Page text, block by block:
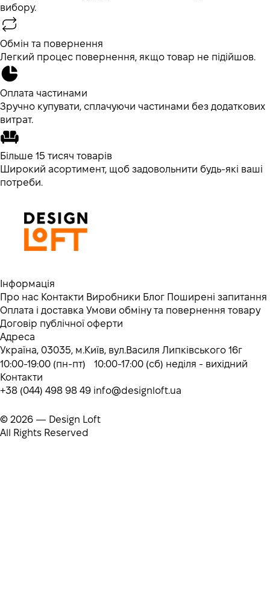
вибору.
Обмін та повернення
Легкий процес повернення, якщо товар не підійшов.
Оплата частинами
Зручно купувати, сплачуючи частинами без додаткових
витрат.
Більше 15 тисяч товарів
Широкий асортимент, щоб задовольнити будь-які ваші
потреби.
Інформація
Про нас Контакти Виробники Блог Поширені запитання
Оплата і доставка Умови обміну та повернення товару
Договір публічної оферти
Адреса
Україна, 03035, м.Київ, вул.Василя Липківського 16г
10:00-19:00 (пн-пт) 10:00-17:00 (сб) неділя - вихідний
Контакти
+38 (044) 498 98 49 info@designloft.ua
© 2026 — Design Loft
All Rights Reserved